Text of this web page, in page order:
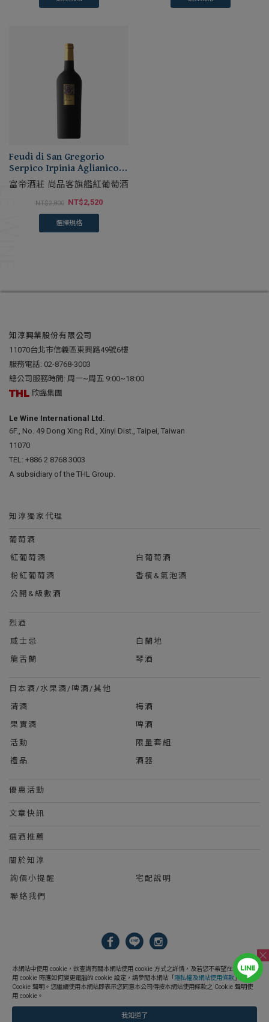
Feudi di San Gregorio
Serpico Irpinia Aglianico
DOC
富帝酒莊 尚品客旗艦紅葡萄酒
NT$2,800 NT$2,520
選擇規格
知淳興業股份有限公司
11070台北市信義區東興路49號6樓
服務電話: 02-8768-3003
總公司服務時間: 周一~周五 9:00~18:00
欣臨集團
Le Wine International Ltd.
6F., No. 49 Dong Xing Rd., Xinyi Dist., Taipei, Taiwan
11070
TEL: +886 2 8768 3003
A subsidiary of the THL Group.
知淳獨家代理
葡萄酒
紅葡萄酒
白葡萄酒
粉紅葡萄酒
香檳&氣泡酒
公開&級數酒
烈酒
威士忌
白蘭地
龍舌蘭
琴酒
日本酒/水果酒/啤酒/其他
清酒
梅酒
果實酒
啤酒
活動
限量套組
禮品
酒器
優惠活動
文章快訊
選酒推薦
關於知淳
詢價小提醒
宅配說明
聯絡我們
本網站中使用 cookie，欲查詢有關本網站使用 cookie 方式之詳情，及若您不希望在電腦上使
用 cookie 時應如何變更電腦的 cookie 設定，請參閱本網站「隱私權及網站使用條款」之
Cookie 聲明。您繼續使用本網站即表示您同意本公司得按本網站使用條款之 Cookie 聲明使
用 cookie。
我知道了